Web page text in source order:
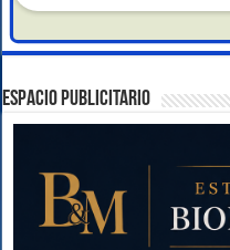
ESPACIO PUBLICITARIO